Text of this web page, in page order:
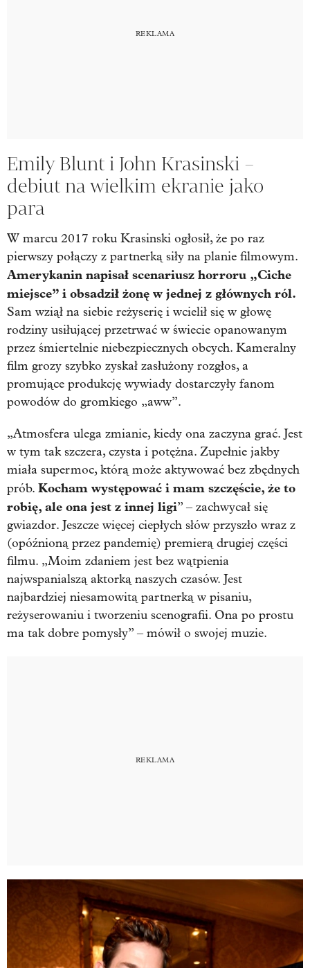
Emily Blunt i John Krasinski –
debiut na wielkim ekranie jako
para
W marcu 2017 roku Krasinski ogłosił, że po raz
pierwszy połączy z partnerką siły na planie filmowym.
Amerykanin napisał scenariusz horroru „Ciche
miejsce” i obsadził żonę w jednej z głównych ról.
Sam wziął na siebie reżyserię i wcielił się w głowę
rodziny usiłującej przetrwać w świecie opanowanym
przez śmiertelnie niebezpiecznych obcych. Kameralny
film grozy szybko zyskał zasłużony rozgłos, a
promujące produkcję wywiady dostarczyły fanom
powodów do gromkiego „aww”.
„Atmosfera ulega zmianie, kiedy ona zaczyna grać. Jest
w tym tak szczera, czysta i potężna. Zupełnie jakby
miała supermoc, którą może aktywować bez zbędnych
prób. Kocham występować i mam szczęście, że to
robię, ale ona jest z innej ligi” – zachwycał się
gwiazdor. Jeszcze więcej ciepłych słów przyszło wraz z
(opóźnioną przez pandemię) premierą drugiej części
filmu. „Moim zdaniem jest bez wątpienia
najwspanialszą aktorką naszych czasów. Jest
najbardziej niesamowitą partnerką w pisaniu,
reżyserowaniu i tworzeniu scenografii. Ona po prostu
ma tak dobre pomysły” – mówił o swojej muzie.